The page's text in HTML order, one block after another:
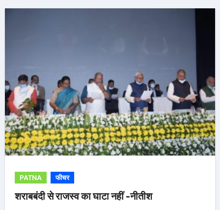
PATNA फीचर
शराबबंदी से राजस्व का घाटा नहीं -नीतीश